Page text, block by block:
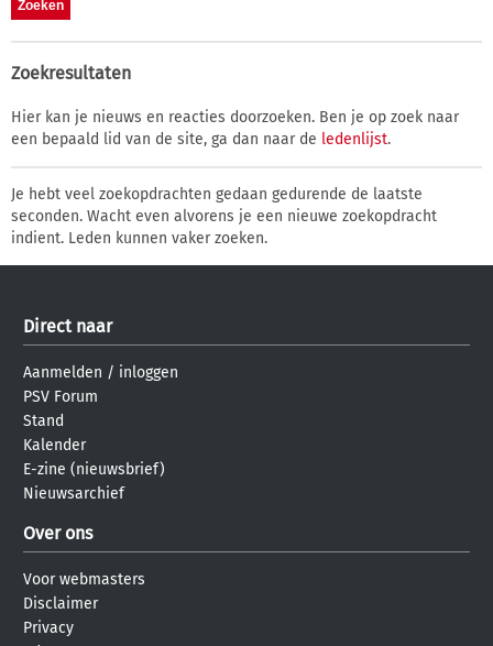
Zoekresultaten
Hier kan je nieuws en reacties doorzoeken. Ben je op zoek naar
een bepaald lid van de site, ga dan naar de ledenlijst.
Je hebt veel zoekopdrachten gedaan gedurende de laatste
seconden. Wacht even alvorens je een nieuwe zoekopdracht
indient. Leden kunnen vaker zoeken.
Direct naar
Aanmelden / inloggen
PSV Forum
Stand
Kalender
E-zine (nieuwsbrief)
Nieuwsarchief
Over ons
Voor webmasters
Disclaimer
Privacy